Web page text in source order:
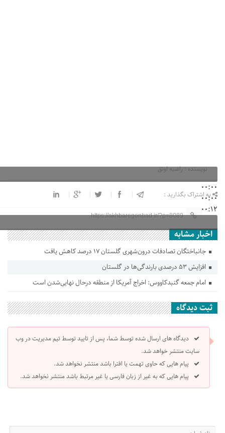
00:00
00:00
00:12
نویسنده : راضیه اونق
به اشتراک بگذارید :
https://akhbaregonbad.ir/?p=8089
اخبار مشابه
جانباختگان تصادفات درون‌شهری گلستان ۱۷ درصد کاهش یافت
افزایش ۵۳ درصدی بارندگی‌ها در گلستان
امام جمعه گنبدکاووس: اخراج آمریکا از منطقه درحال نهایی‌شدن است
ثبت دیدگاه
دیدگاه های ارسال شده توسط شما، پس از تایید توسط تیم مدیریت در وب
سایت منتشر خواهد شد.
پیام هایی که حاوی تهمت یا افترا باشد منتشر نخواهد شد.
پیام هایی که به غیر از زبان فارسی یا غیر مرتبط باشد منتشر نخواهد شد.